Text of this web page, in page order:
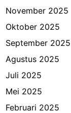
November 2025
Oktober 2025
September 2025
Agustus 2025
Juli 2025
Mei 2025
Februari 2025